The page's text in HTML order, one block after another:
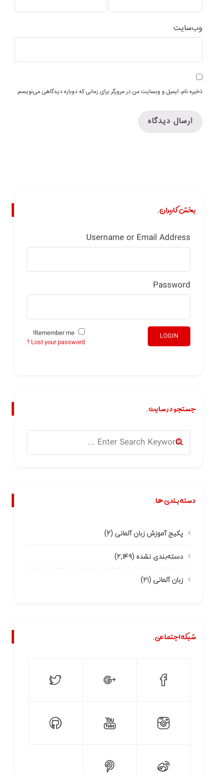
وب‌سایت
ذخیره نام، ایمیل و وبسایت من در مرورگر برای زمانی که دوباره دیدگاهی می‌نویسم.
بخش کاربران.
Username or Email Address
Password
LOGIN
Lost your password ?
جستجو در سایت.
دسته بندی ها.
پکیج آموزش زبان آلمانی (۲)
دسته‌بندی نشده (۲,۱۴۹)
زبان آلمانی (۲۱)
شبکه اجتماعی.